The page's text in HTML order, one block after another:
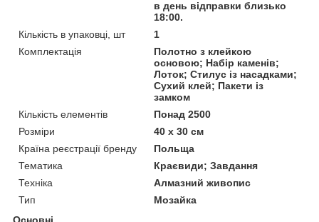
в день відправки близько
18:00.
Кількість в упаковці, шт
1
Комплектація
Полотно з клейкою
основою; Набір каменів;
Лоток; Стилус із насадками;
Сухий клей; Пакети із
замком
Кількість елементів
Понад 2500
Розміри
40 x 30 см
Країна реєстрації бренду
Польща
Тематика
Краєвиди; Завдання
Техніка
Алмазний живопис
Тип
Мозайка
Основні